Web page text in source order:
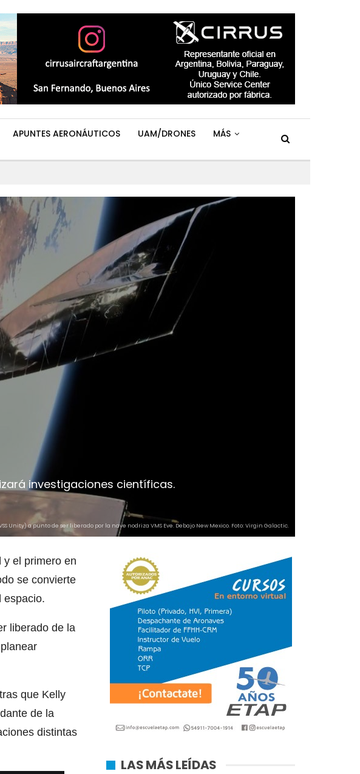
APUNTES AERONÁUTICOS UAM/DRONES MÁS
investigaciones científicas.
Unity) a punto de ser liberado por la nave nodriza VMS Eve. Debajo New Mexico. Foto: Virgin Galactic.
el primero en
se convierte
espacio.
liberado de la
que Kelly
de la
distintas
LAS MÁS LEÍDAS